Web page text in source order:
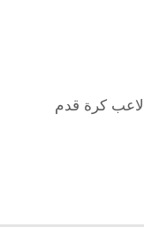
لاعب كرة قدم